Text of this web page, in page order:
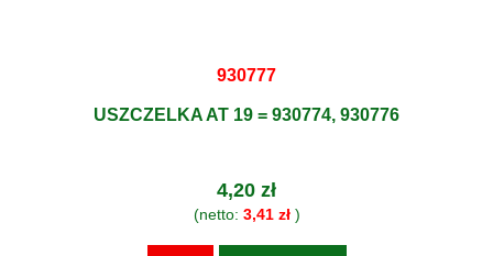
930777
USZCZELKA AT 19 = 930774, 930776
4,20 zł
(netto: 3,41 zł)